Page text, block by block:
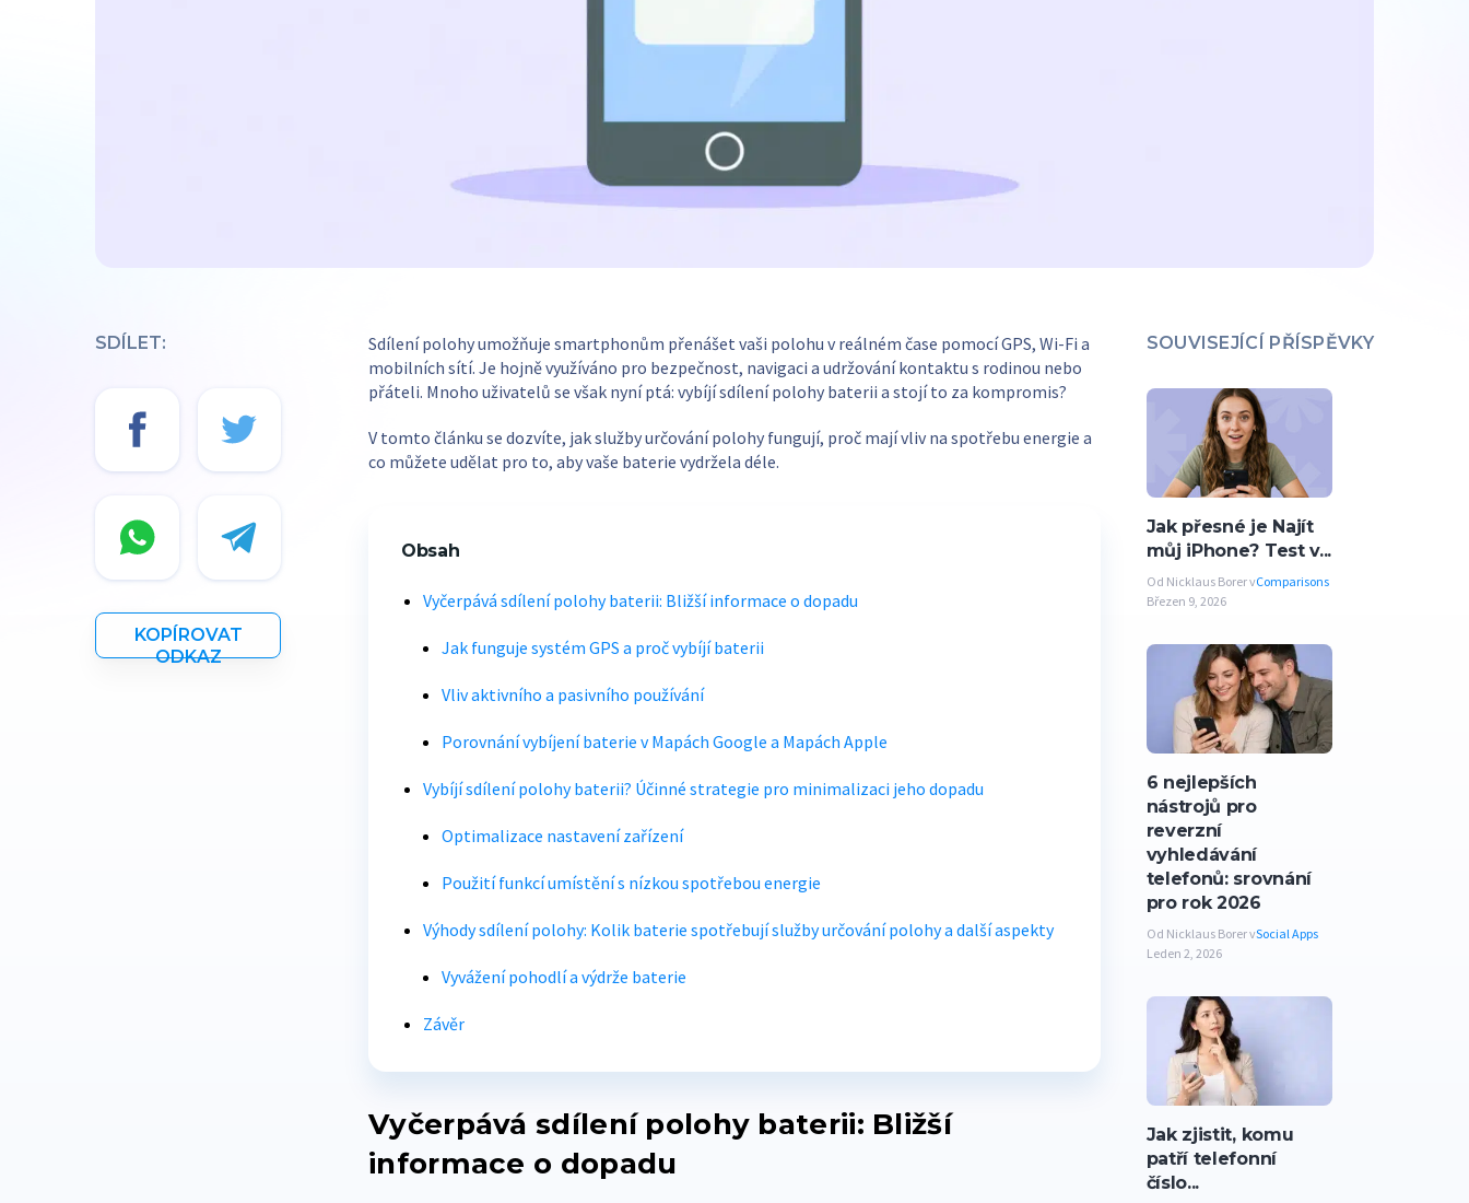
SDÍLET:
KOPÍROVAT
ODKAZ
Sdílení polohy umožňuje smartphonům přenášet vaši polohu v reálném čase pomocí GPS, Wi-Fi a
mobilních sítí. Je hojně využíváno pro bezpečnost, navigaci a udržování kontaktu s rodinou nebo
přáteli. Mnoho uživatelů se však nyní ptá: vybíjí sdílení polohy baterii a stojí to za kompromis?
V tomto článku se dozvíte, jak služby určování polohy fungují, proč mají vliv na spotřebu energie a
co můžete udělat pro to, aby vaše baterie vydržela déle.
Obsah
Vyčerpává sdílení polohy baterii: Bližší informace o dopadu
Jak funguje systém GPS a proč vybíjí baterii
Vliv aktivního a pasivního používání
Porovnání vybíjení baterie v Mapách Google a Mapách Apple
Vybíjí sdílení polohy baterii? Účinné strategie pro minimalizaci jeho dopadu
Optimalizace nastavení zařízení
Použití funkcí umístění s nízkou spotřebou energie
Výhody sdílení polohy: Kolik baterie spotřebují služby určování polohy a další aspekty
Vyvážení pohodlí a výdrže baterie
Závěr
Vyčerpává sdílení polohy baterii: Bližší
informace o dopadu
SOUVISEJÍCÍ PŘÍSPĚVKY
Jak přesné je Najít
můj iPhone? Test v...
Od Nicklaus Borer vComparisons
Březen 9, 2026
6 nejlepších
nástrojů pro
reverzní
vyhledávání
telefonů: srovnání
pro rok 2026
Od Nicklaus Borer vSocial Apps
Leden 2, 2026
Jak zjistit, komu
patří telefonní
číslo...